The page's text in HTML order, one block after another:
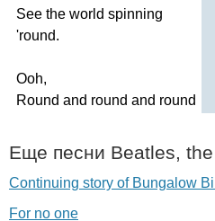
See the world spinning
'round.
Ooh,
Round and round and round
Еще песни Beatles, the
Continuing story of Bungalow Bill
For no one